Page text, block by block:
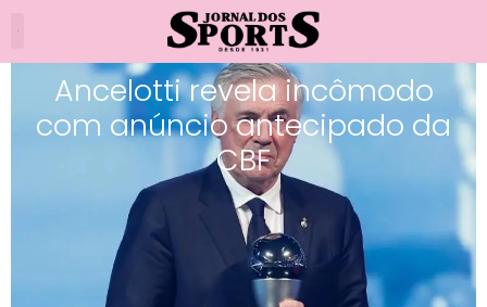
Ancelotti revela incômodo
com anúncio antecipado da
CBF